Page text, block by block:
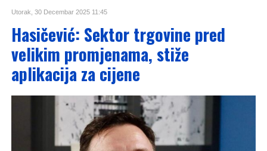
Utorak, 30 Decembar 2025 11:45
Hasičević: Sektor trgovine pred
velikim promjenama, stiže
aplikacija za cijene